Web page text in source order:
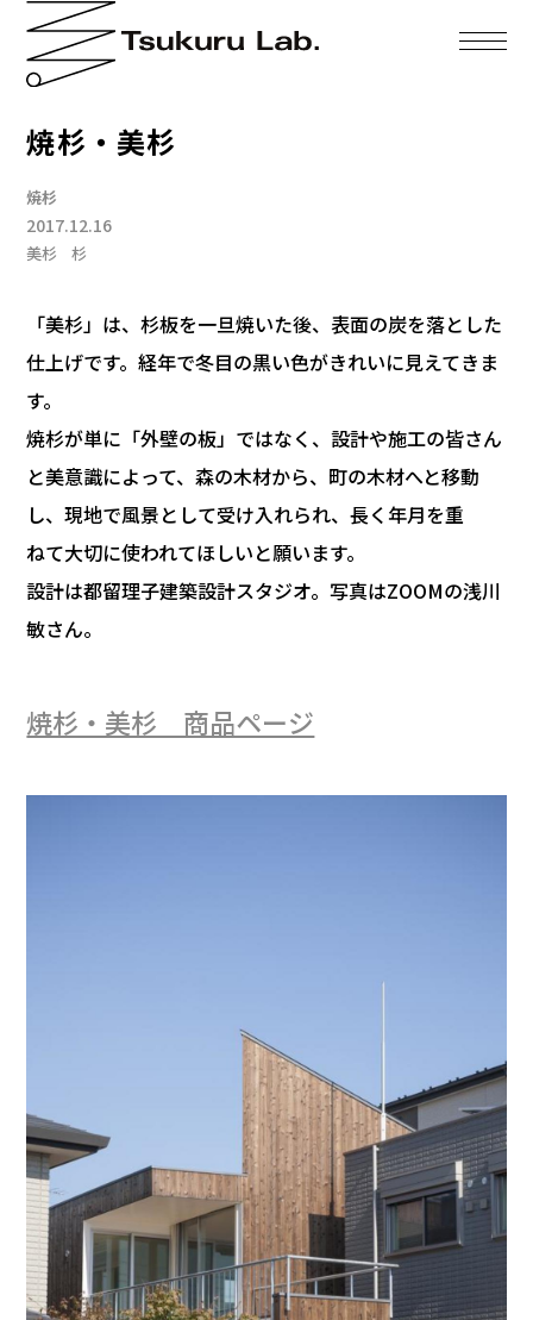
焼杉・美杉
焼杉
2017.12.16
美杉 杉
「美杉」は、杉板を一旦焼いた後、表面の炭を落とした
仕上げです。経年で冬目の黒い色がきれいに見えてきま
す。
焼杉が単に「外壁の板」ではなく、設計や施工の皆さん
と美意識によって、森の木材から、町の木材へと移動
し、現地で風景として受け入れられ、長く年月を重
ねて大切に使われてほしいと願います。
設計は都留理子建築設計スタジオ。写真はZOOMの浅川
敏さん。
焼杉・美杉 商品ページ